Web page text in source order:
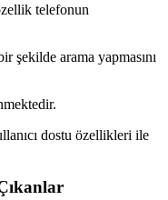
telefonun
şekilde arama yapmasını
dostu özellikleri ile